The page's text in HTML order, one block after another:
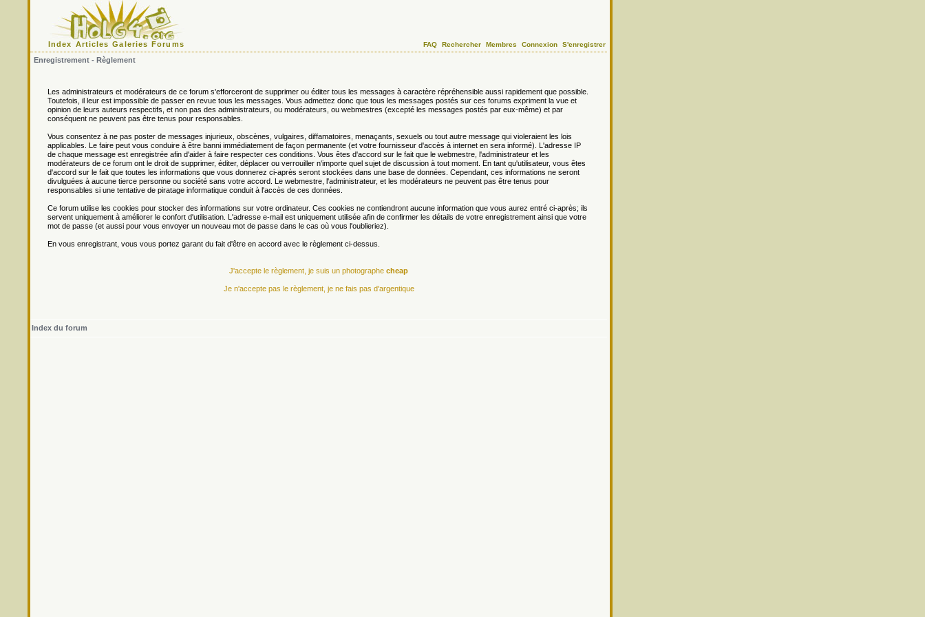
Index Articles Galeries Forums FAQ Rechercher Membres Connexion S'enregistrer
Enregistrement - Règlement
Les administrateurs et modérateurs de ce forum s'efforceront de supprimer ou éditer tous les messages à caractère répréhensible aussi rapidement que possible.
Toutefois, il leur est impossible de passer en revue tous les messages. Vous admettez donc que tous les messages postés sur ces forums expriment la vue et
opinion de leurs auteurs respectifs, et non pas des administrateurs, ou modérateurs, ou webmestres (excepté les messages postés par eux-même) et par
conséquent ne peuvent pas être tenus pour responsables.
Vous consentez à ne pas poster de messages injurieux, obscènes, vulgaires, diffamatoires, menaçants, sexuels ou tout autre message qui violeraient les lois
applicables. Le faire peut vous conduire à être banni immédiatement de façon permanente (et votre fournisseur d'accès à internet en sera informé). L'adresse IP
de chaque message est enregistrée afin d'aider à faire respecter ces conditions. Vous êtes d'accord sur le fait que le webmestre, l'administrateur et les
modérateurs de ce forum ont le droit de supprimer, éditer, déplacer ou verrouiller n'importe quel sujet de discussion à tout moment. En tant qu'utilisateur, vous êtes
d'accord sur le fait que toutes les informations que vous donnerez ci-après seront stockées dans une base de données. Cependant, ces informations ne seront
divulguées à aucune tierce personne ou société sans votre accord. Le webmestre, l'administrateur, et les modérateurs ne peuvent pas être tenus pour
responsables si une tentative de piratage informatique conduit à l'accès de ces données.
Ce forum utilise les cookies pour stocker des informations sur votre ordinateur. Ces cookies ne contiendront aucune information que vous aurez entré ci-après; ils
servent uniquement à améliorer le confort d'utilisation. L'adresse e-mail est uniquement utilisée afin de confirmer les détails de votre enregistrement ainsi que votre
mot de passe (et aussi pour vous envoyer un nouveau mot de passe dans le cas où vous l'oublieriez).
En vous enregistrant, vous vous portez garant du fait d'être en accord avec le règlement ci-dessus.
J'accepte le règlement, je suis un photographe cheap
Je n'accepte pas le règlement, je ne fais pas d'argentique
Index du forum